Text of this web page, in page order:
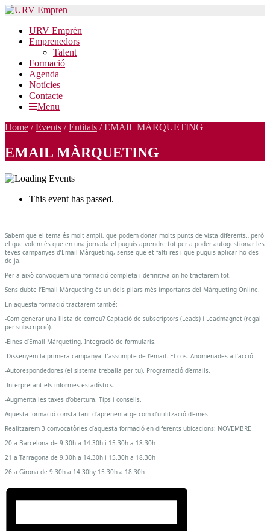
URV Emprèn
Emprenedors
Talent
Formació
Agenda
Notícies
Contacte
Menu
Home / Events / Entitats / EMAIL MÀRQUETING
EMAIL MÀRQUETING
This event has passed.
MÀRQUETING
Sabem que el tema és molt ampli, que podem donar molts punts de vista diferents…però
el que volem és que en una jornada el puguis aprendre tot per a poder autogestionar les
teves campanyes d’Email Màrqueting, sense que et falti res i que puguis aplicar-ho des
de ja.
Per a això convoquem una formació completa i definitiva on ho tractarem tot.
Sens dubte l’Email Màrqueting és un dels pilars més importants del Màrqueting Online.
En aquesta formació tractarem també:
-Com generar una llista de correu? Captació de subscriptors (Leads) i Leadmagnet (regal
per subscripció).
-Eines d’Email Màrqueting. Integració de formularis.
-Dissenyem la primera campanya. L’assumpte de l’email. El cos. Anomenades a l’acció.
-Autorespondedores (el sistema treballa per tu). Programació d’emails.
-Interpretant els informes estadístics.
-Augmenta les taxes d’obertura. Tips i consells.
Aquesta formació consta tant d’aprenentatge com d’utilització d’eines.
Realitzarem 3 convocatòries d’aquesta formació en diferents ubicacions: NOVEMBRE
20 a Barcelona de 9.30h a 14.30h i 15.30h a 18.30h
21 a Tarragona de 9.30h a 14.30h i 15.30h a 18.30h
26 a Girona de 9.30h a 14.30hy 15.30h a 18.30h